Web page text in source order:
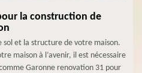
la construction de
sol et la structure de votre maison.
maison à l’avenir, il est nécessaire
Garonne renovation 31 pour